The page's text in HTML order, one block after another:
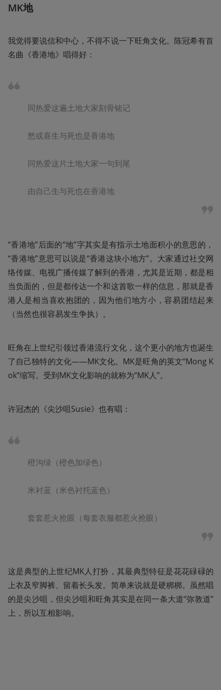
MK地
我觉得要说信和中心，不得不说一下旺角文化。陈冠希有首
名曲《香港地》唱得好：
同热爱这遍土地大家刻骨铭记
愁或喜生与死也是香港地
同热爱这片土地大家一句到尾
由自己生与死也在香港地
“香港地”后面的“地”字其实是有指示土地面积小的意思的，
“香港地”意思可以说是“香港这块小地方”。大家通过社交网
络传媒、电视广播传媒了解到的香港，尤其是近期，都是相
当负面的，但是都传达一个和这首歌一样的信息，那就是香
港人是相当喜欢抱团的，因为他们地方小，容易团结起来
（当然也很容易发生争执）。
旺角在上世纪引领过香港流行文化，这个更小的地方也诞生
了自己独特的文化——MK文化。MK是旺角的英文“Mong K
ok”缩写。受到MK文化影响的就称为“MK人”。
许冠杰的《尖沙咀Susie》也有唱：
橙沟绿（橙色加绿色）
米衬蓝（米色衬托蓝色）
套套惹火抢眼（每套衣服都惹火抢眼）
这是典型的上世纪MK人打扮，其最典型特征是花花碌碌的
上衣及窄脚裤、留着长头发。简单来说就是硬梆梆。虽然唱
的是尖沙咀，但尖沙咀和旺角其实是在同一条大道“弥敦道”
上，所以互相影响。